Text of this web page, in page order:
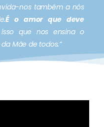
nos também a nós
É o amor que deve
que nos ensina o
Mãe de todos.”